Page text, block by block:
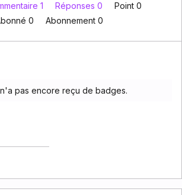
1 Réponses 0
Point 0
0 Abonnement 0
pas encore reçu de badges.